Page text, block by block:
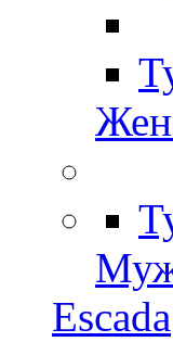
Escada